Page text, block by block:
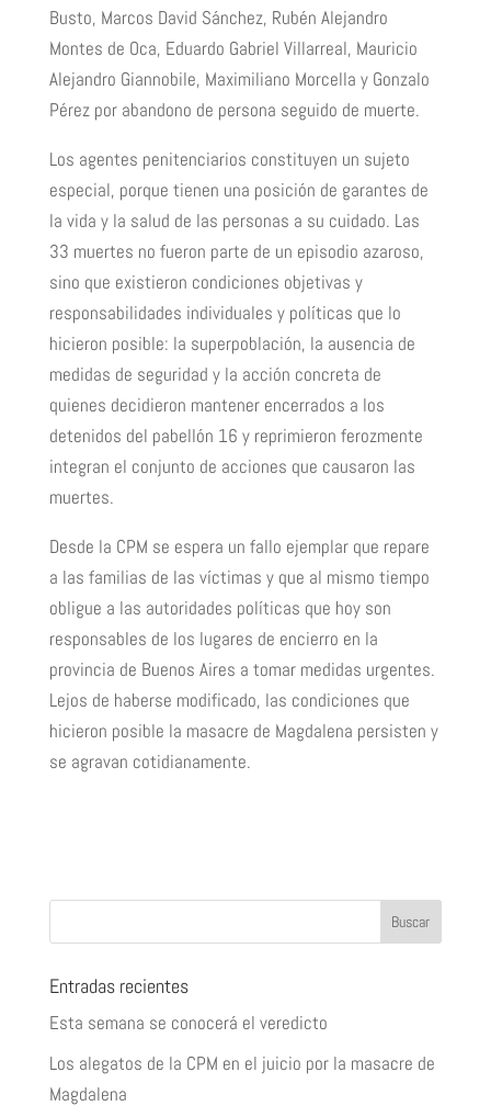
Busto, Marcos David Sánchez, Rubén Alejandro
Montes de Oca, Eduardo Gabriel Villarreal, Mauricio
Alejandro Giannobile, Maximiliano Morcella y Gonzalo
Pérez por abandono de persona seguido de muerte.
Los agentes penitenciarios constituyen un sujeto
especial, porque tienen una posición de garantes de
la vida y la salud de las personas a su cuidado. Las
33 muertes no fueron parte de un episodio azaroso,
sino que existieron condiciones objetivas y
responsabilidades individuales y políticas que lo
hicieron posible: la superpoblación, la ausencia de
medidas de seguridad y la acción concreta de
quienes decidieron mantener encerrados a los
detenidos del pabellón 16 y reprimieron ferozmente
integran el conjunto de acciones que causaron las
muertes.
Desde la CPM se espera un fallo ejemplar que repare
a las familias de las víctimas y que al mismo tiempo
obligue a las autoridades políticas que hoy son
responsables de los lugares de encierro en la
provincia de Buenos Aires a tomar medidas urgentes.
Lejos de haberse modificado, las condiciones que
hicieron posible la masacre de Magdalena persisten y
se agravan cotidianamente.
Entradas recientes
Esta semana se conocerá el veredicto
Los alegatos de la CPM en el juicio por la masacre de
Magdalena